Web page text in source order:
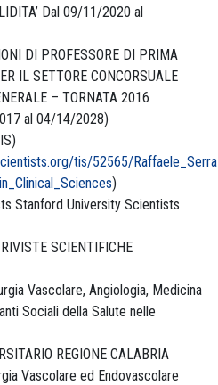
Dal 09/11/2020 al
DI PROFESSORE DI PRIMA
IL SETTORE CONCORSUALE
– TORNATA 2016
al 04/14/2028)
tis/52565/
)
Stanford University Scientists
SCIENTIFICHE
Vascolare, Angiologia, Medicina
Sociali della Salute nelle
REGIONE CALABRIA
Vascolare ed Endovascolare